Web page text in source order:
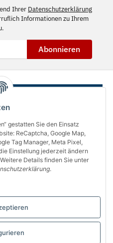
gestatten Sie den Einsatz
ReCaptcha, Google Map,
Tag Manager, Meta Pixel,
Einstellung jederzeit ändern
Details finden Sie unter
.
Ihrer Datenschutzerklärung
Informationen zu Ihrem
Abonnieren